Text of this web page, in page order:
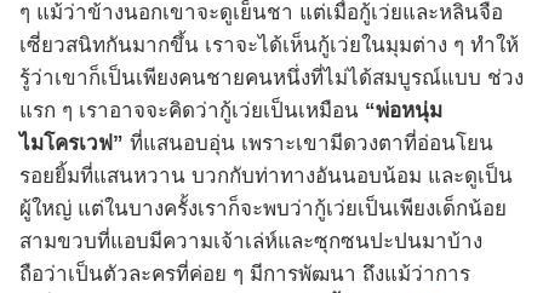
ๆ แม้ว่าข้างนอกเขาจะดูเย็นชา แต่เมื่อกู้เว่ยและหลินจือ
เซี่ยวสนิทกันมากขึ้น เราจะได้เห็นกู้เว่ยในมุมต่าง ๆ ทำให้
รู้ว่าเขาก็เป็นเพียงคนชายคนหนึ่งที่ไม่ได้สมบูรณ์แบบ ช่วง
แรก ๆ เราอาจจะคิดว่ากู้เว่ยเป็นเหมือน “พ่อหนุ่ม
ไมโครเวฟ” ที่แสนอบอุ่น เพราะเขามีดวงตาที่อ่อนโยน
รอยยิ้มที่แสนหวาน บวกกับท่าทางอันนอบน้อม และดูเป็น
ผู้ใหญ่ แต่ในบางครั้งเราก็จะพบว่ากู้เว่ยเป็นเพียงเด็กน้อย
สามขวบที่แอบมีความเจ้าเล่ห์และซุกซนปะปนมาบ้าง
ถือว่าเป็นตัวละครที่ค่อย ๆ มีการพัฒนา ถึงแม้ว่าการ